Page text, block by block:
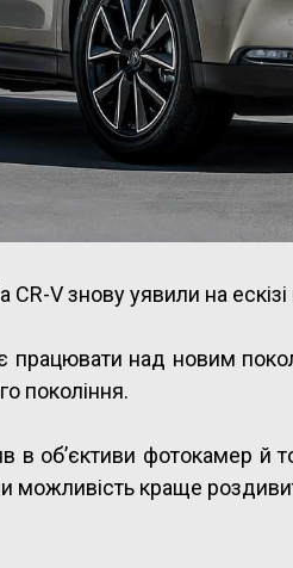
V знову уявили на
над новим
покоління.
об’єктиви фотокамер й
можливість краще